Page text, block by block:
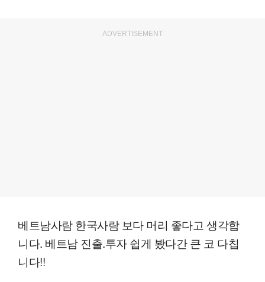
ADVERTISEMENT
베트남사람 한국사람 보다 머리 좋다고 생각합
니다. 베트남 진출.투자 쉽게 봤다간 큰 코 다칩
니다!!